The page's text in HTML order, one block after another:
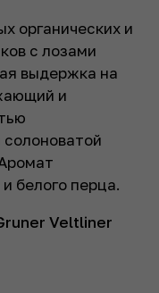
органических и
с лозами
выдержка на
и
белого перца.
Veltliner